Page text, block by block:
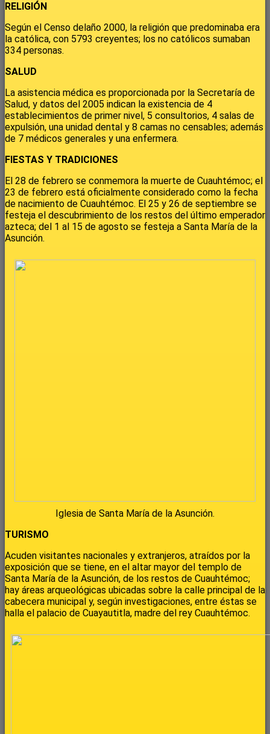
RELIGIÓN
Según el Censo delaño 2000, la religión que predominaba era
la católica, con 5793 creyentes; los no católicos sumaban
334 personas.
SALUD
La asistencia médica es proporcionada por la Secretaría de
Salud, y datos del 2005 indican la existencia de 4
establecimientos de primer nivel, 5 consultorios, 4 salas de
expulsión, una unidad dental y 8 camas no censables; además
de 7 médicos generales y una enfermera.
FIESTAS Y TRADICIONES
El 28 de febrero se conmemora la muerte de Cuauhtémoc; el
23 de febrero está oficialmente considerado como la fecha
de nacimiento de Cuauhtémoc. El 25 y 26 de septiembre se
festeja el descubrimiento de los restos del último emperador
azteca; del 1 al 15 de agosto se festeja a Santa María de la
Asunción.
Iglesia de Santa María de la Asunción.
TURISMO
Acuden visitantes nacionales y extranjeros, atraídos por la
exposición que se tiene, en el altar mayor del templo de
Santa María de la Asunción, de los restos de Cuauhtémoc;
hay áreas arqueológicas ubicadas sobre la calle principal de la
cabecera municipal y, según investigaciones, entre éstas se
halla el palacio de Cuayautitla, madre del rey Cuauhtémoc.